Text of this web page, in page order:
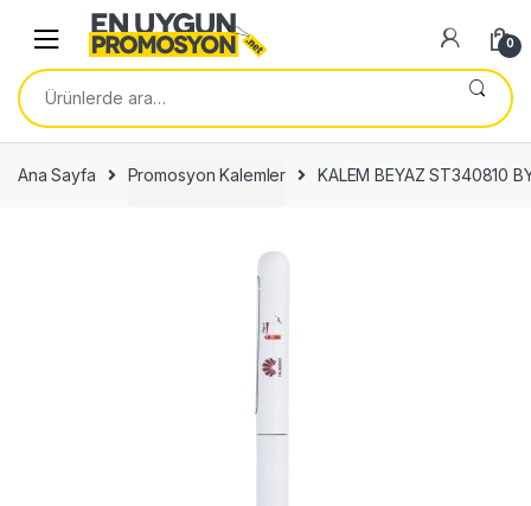
navigation
content
0
Ara:
Ana Sayfa Promosyon Kalemler KALEM BEYAZ ST340810